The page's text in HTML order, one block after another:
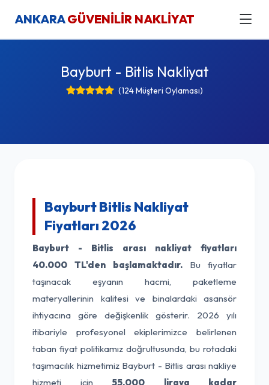
ANKARAGÜVENİLİR NAKLİYAT
Bayburt - Bitlis Nakliyat
(124 Müşteri Oylaması)
Bayburt Bitlis Nakliyat
Fiyatları 2026
Bayburt - Bitlis arası nakliyat fiyatları
40.000 TL'den başlamaktadır. Bu fiyatlar
taşınacak eşyanın hacmi, paketleme
materyallerinin kalitesi ve binalardaki asansör
ihtiyacına göre değişkenlik gösterir. 2026 yılı
itibariyle profesyonel ekiplerimizce belirlenen
taban fiyat politikamız doğrultusunda, bu rotadaki
taşımacılık hizmetimiz Bayburt - Bitlis arası nakliye
hizmeti için 55.000 liraya kadar